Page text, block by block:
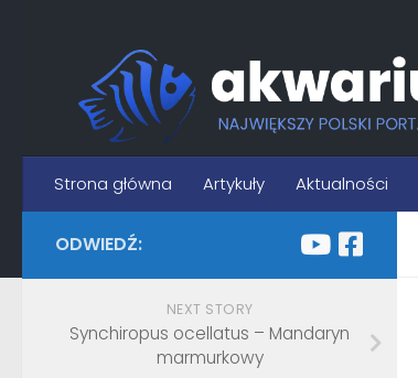
Strona główna Artykuły Aktualności
ODWIEDŹ:
NEXT STORY
Synchiropus ocellatus – Mandaryn
marmurkowy